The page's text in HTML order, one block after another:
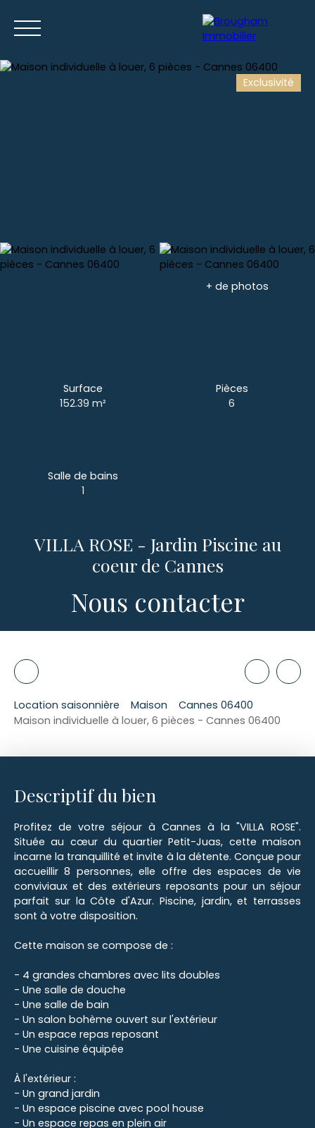
Exclusivité
+ de photos
Surface
152.39m²
Pièces
6
Salle de bains
1
VILLA ROSE - Jardin Piscine au
coeur de Cannes
Nous contacter
Location saisonnière Maison
Cannes 06400
Maison individuelle à louer, 6 pièces - Cannes 06400
Descriptif du bien
Profitez de votre séjour à Cannes à la "VILLA ROSE".
Située au cœur du quartier Petit-Juas, cette maison
incarne la tranquillité et invite à la détente. Conçue pour
accueillir 8 personnes, elle offre des espaces de vie
conviviaux et des extérieurs reposants pour un séjour
parfait sur la Côte d'Azur. Piscine, jardin, et terrasses
sont à votre disposition.
Cette maison se compose de :
- 4 grandes chambres avec lits doubles
- Une salle de douche
- Une salle de bain
- Un salon bohème ouvert sur l'extérieur
- Un espace repas reposant
- Une cuisine équipée
À l'extérieur :
- Un grand jardin
- Un espace piscine avec pool house
- Un espace repas en plein air